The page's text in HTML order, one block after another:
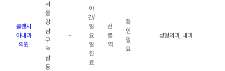
클렌시
아내과
의원
서
울
강
남
구
역
삼
동
-
야
간/
일
요
일
진
료
선
릉
역
확
인
필
요
성형외과, 내과